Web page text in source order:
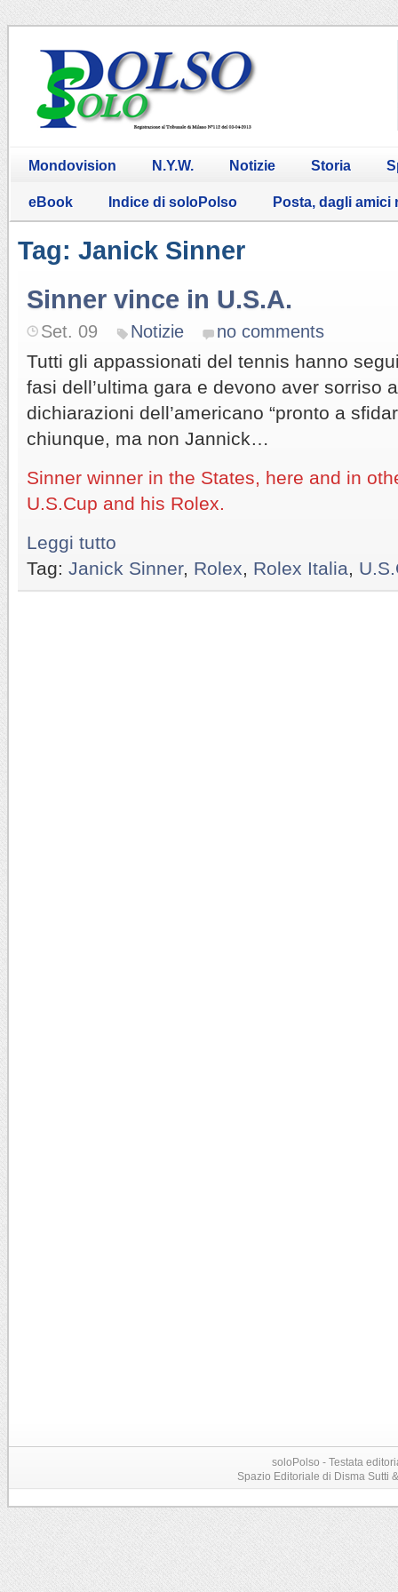
Mondovision N.Y.W. Notizie Storia
eBook Indice di soloPolso Posta, dagli amici
Tag: Janick Sinner
Sinner vince in U.S.A.
Set. 09 Notizie no comments
Tutti gli appassionati del tennis hanno
fasi dell’ultima gara e devono aver sorriso
dichiarazioni dell’americano “pronto a
chiunque, ma non Jannick…
Sinner winner in the States, here and in
U.S.Cup and his Rolex.
Leggi tutto
Tag: Janick Sinner, Rolex Rolex Italia
soloPolso - Testata
Spazio Editoriale di Disma Sutti